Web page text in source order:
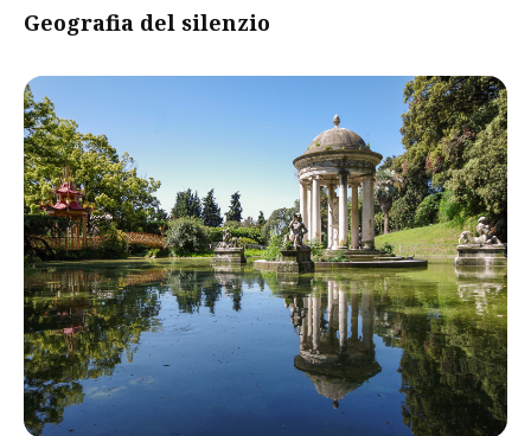
Geografia del silenzio